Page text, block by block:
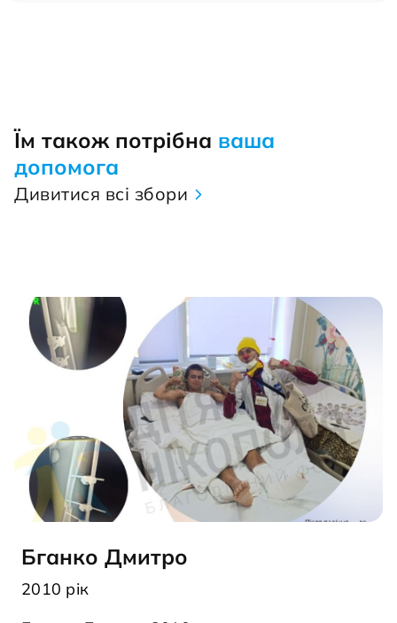
Їм також потрібна ваша
допомога
Дивитися всі збори
Бганко Дмитро
2010 рік